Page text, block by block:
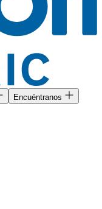
Encuéntranos